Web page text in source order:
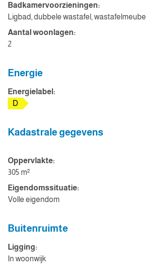
Badkamervoorzieningen:
Ligbad, dubbele wastafel, wastafelmeubel
Aantal woonlagen:
2
Energie
Energielabel:
D
Kadastrale gegevens
Oppervlakte:
305 m²
Eigendomssituatie:
Volle eigendom
Buitenruimte
Ligging:
In woonwijk